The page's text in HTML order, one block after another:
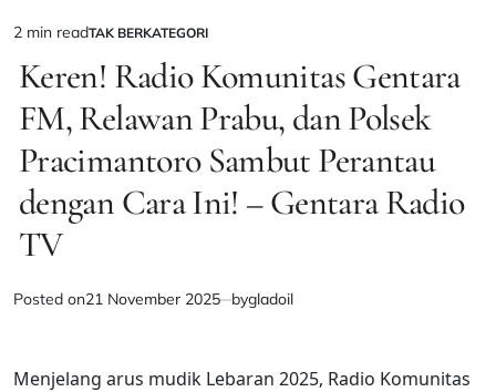
Estimated
read
time
2 min readPOSTED
TAK BERKATEGORI
Keren! Radio Komunitas Gentara
FM, Relawan Prabu, dan Polsek
Pracimantoro Sambut Perantau
dengan Cara Ini! – Gentara Radio
TV
Posted on21 November 2025 bygladoil
Menjelang arus mudik Lebaran 2025, Radio Komunitas